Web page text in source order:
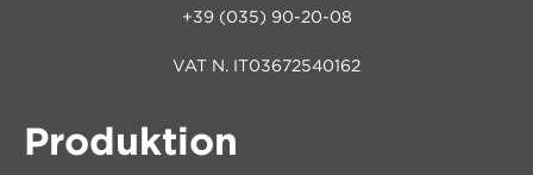
+39 (035) 90-20-08
VAT N. IT03672540162
Produktion